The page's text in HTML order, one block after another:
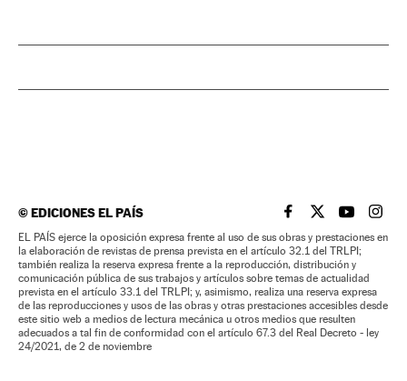
©EDICIONES EL PAÍS EL PAÍS BRASIL EN
EL PAÍSEL PAÍS
EL
EL PAÍS ejerce la oposición expresa frente al uso de sus obras y prestaciones en
la elaboración de revistas de prensa prevista en el artículo 32.1 del TRLPI;
también realiza la reserva expresa frente a la reproducción, distribución y
comunicación pública de sus trabajos y artículos sobre temas de actualidad
prevista en el artículo 33.1 del TRLPI; y, asimismo, realiza una reserva expresa
de las reproducciones y usos de las obras y otras prestaciones accesibles desde
este sitio web a medios de lectura mecánica u otros medios que resulten
adecuados a tal fin de conformidad con el artículo 67.3 del Real Decreto - ley
24/2021, de 2 de noviembre